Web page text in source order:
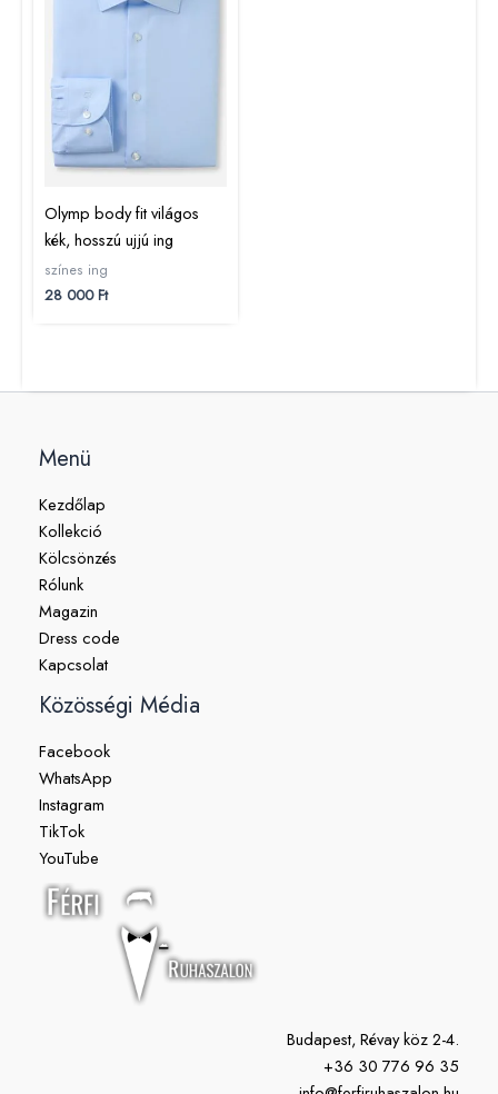
Olymp body fit világos
kék, hosszú ujjú ing
színes ing
28 000Ft
Menü
Kezdőlap
Kollekció
Kölcsönzés
Rólunk
Magazin
Dress code
Kapcsolat
Közösségi Média
Facebook
WhatsApp
Instagram
TikTok
YouTube
Budapest, Révay köz 2-4.
+36 30 776 96 35